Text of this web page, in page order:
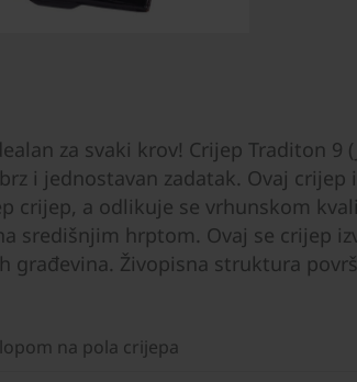
za svaki krov! Crijep Traditon
i jednostavan zadatak. Ovaj
crijep, a odlikuje se vrhunskom
središnjim hrptom. Ovaj se crijep
građevina. Živopisna struktura
na pola crijepa